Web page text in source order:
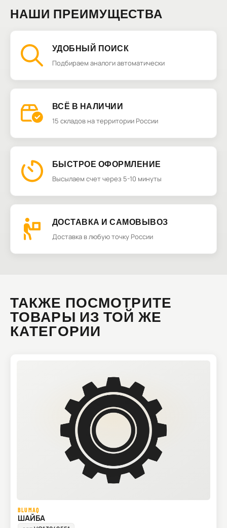
НАШИ ПРЕИМУЩЕСТВА
УДОБНЫЙ ПОИСК
Подбираем аналоги автоматически
ВСЁ В НАЛИЧИИ
15 складов на территории России
БЫСТРОЕ ОФОРМЛЕНИЕ
Высылаем счет через 5-10 минуты
ДОСТАВКА И САМОВЫВОЗ
Доставка в любую точку России
ТАКЖЕ ПОСМОТРИТЕ
ТОВАРЫ ИЗ ТОЙ ЖЕ
КАТЕГОРИИ
BLUMAQ
ШАЙБА